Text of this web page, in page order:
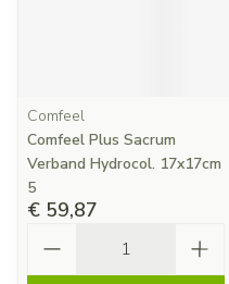
Comfeel
Comfeel Plus Sacrum
Verband Hydrocol. 17x17cm
5
€ 59,87